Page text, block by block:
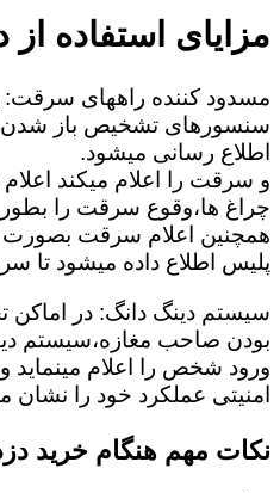
مزایای استفاده
مسدود کننده راههای سرقت:
سنسورهای تشخیص باز
اطلاع رسانی میشود.
و سرقت را اعلام میکند
چراغ ها،وقوع سرقت را
همچنین اعلام سرقت بصورت
پلیس اطلاع داده میشود تا
سیستم دینگ دانگ: در
بودن صاحب مغازه،سیستم
ورود شخص را اعلام مینماید
امنیتی عملکرد خود را نشان
نکات مهم هنگام خرید